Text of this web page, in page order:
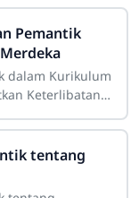
sekolah dasar
Pemantik
dalam Kurikulum
Keterlibatan
Kurikulum
tentang